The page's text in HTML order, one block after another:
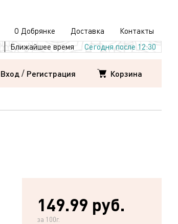
О Добрянке Доставка Контакты
Ближайшее время Сегодня после 12:30
Вход / Регистрация Корзина
149.99 руб.
за 100г.